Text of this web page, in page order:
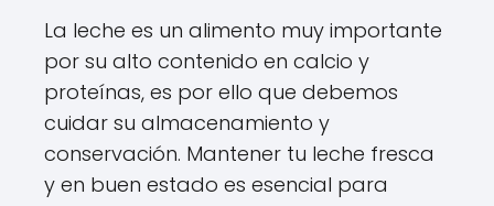
La leche es un alimento muy importante
por su alto contenido en calcio y
proteínas, es por ello que debemos
cuidar su almacenamiento y
conservación. Mantener tu leche fresca
y en buen estado es esencial para